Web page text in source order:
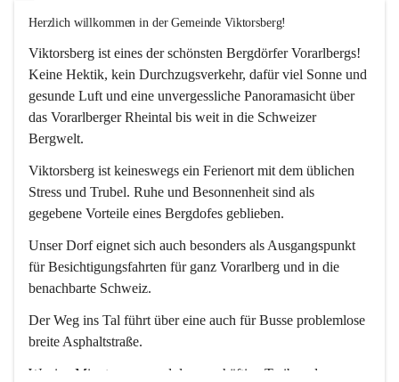
Herzlich willkommen in der Gemeinde Viktorsberg!
Viktorsberg ist eines der schönsten Bergdörfer Vorarlbergs!
Keine Hektik, kein Durchzugsverkehr, dafür viel Sonne und
gesunde Luft und eine unvergessliche Panoramasicht über
das Vorarlberger Rheintal bis weit in die Schweizer
Bergwelt.
Viktorsberg ist keineswegs ein Ferienort mit dem üblichen
Stress und Trubel. Ruhe und Besonnenheit sind als
gegebene Vorteile eines Bergdofes geblieben.
Unser Dorf eignet sich auch besonders als Ausgangspunkt
für Besichtigungsfahrten für ganz Vorarlberg und in die
benachbarte Schweiz.
Der Weg ins Tal führt über eine auch für Busse problemlose
breite Asphaltstraße.
Wenige Minuten nur, und das geschäftige Treiben der